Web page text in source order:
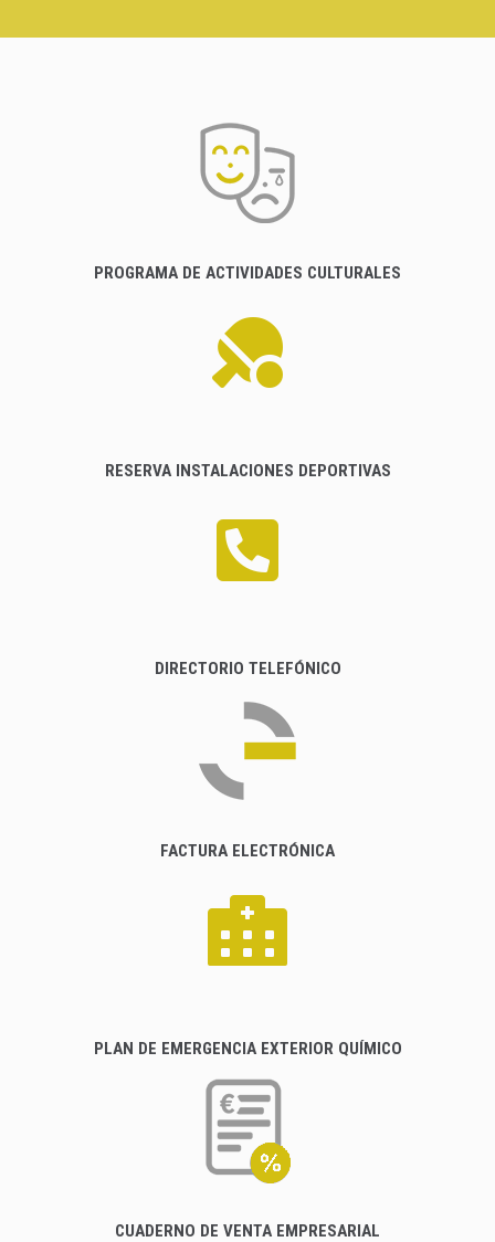
PROGRAMA DE ACTIVIDADES CULTURALES
RESERVA INSTALACIONES DEPORTIVAS
DIRECTORIO TELEFÓNICO
FACTURA ELECTRÓNICA
PLAN DE EMERGENCIA EXTERIOR QUÍMICO
CUADERNO DE VENTA EMPRESARIAL